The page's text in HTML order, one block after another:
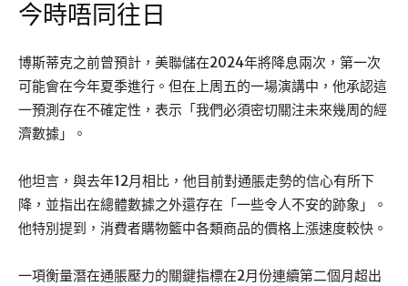
今時唔同往日
博斯蒂克之前曾預計，美聯儲在2024年將降息兩次，第一次
可能會在今年夏季進行。但在上周五的一場演講中，他承認這
一預測存在不確定性，表示「我們必須密切關注未來幾周的經
濟數據」。
他坦言，與去年12月相比，他目前對通脹走勢的信心有所下
降，並指出在總體數據之外還存在「一些令人不安的跡象」。
他特別提到，消費者購物籃中各類商品的價格上漲速度較快。
一項衡量潛在通脹壓力的關鍵指標在2月份連續第二個月超出